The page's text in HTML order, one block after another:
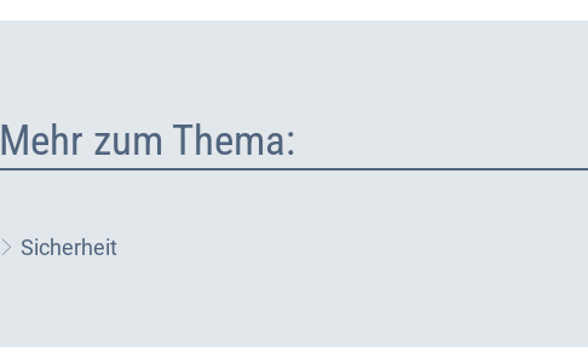
Mehr zum Thema:
Sicherheit